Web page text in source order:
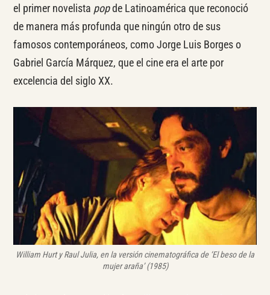
el primer novelista popde Latinoamérica que reconoció
de manera más profunda que ningún otro de sus
famosos contemporáneos, como Jorge Luis Borges o
Gabriel García Márquez, que el cine era el arte por
excelencia del siglo XX.
William Hurt y Raul Julia, en la versión cinematográfica de ‘El beso de la
mujer araña’ (1985)